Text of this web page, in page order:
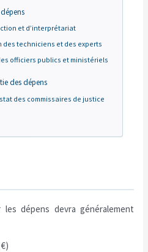
et d’interprétariat
des techniciens et des experts
officiers publics et ministériels
des dépens
des commissaires de justice
les dépens devra généralement